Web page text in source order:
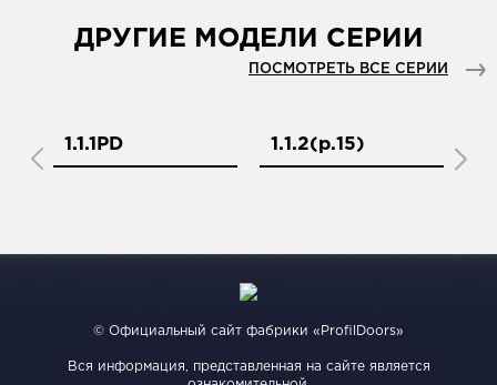
ДРУГИЕ МОДЕЛИ СЕРИИ
ПОСМОТРЕТЬ ВСЕ СЕРИИ
1.1.1PD 1.1.2(р.15)
© Официальный сайт фабрики «ProfilDoors»
Вся информация, представленная на сайте является